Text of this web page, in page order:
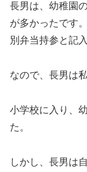
長男は、幼稚園
が多かったです
別弁当持参と記
なので、長男は
小学校に入り、
た。
しかし、長男は